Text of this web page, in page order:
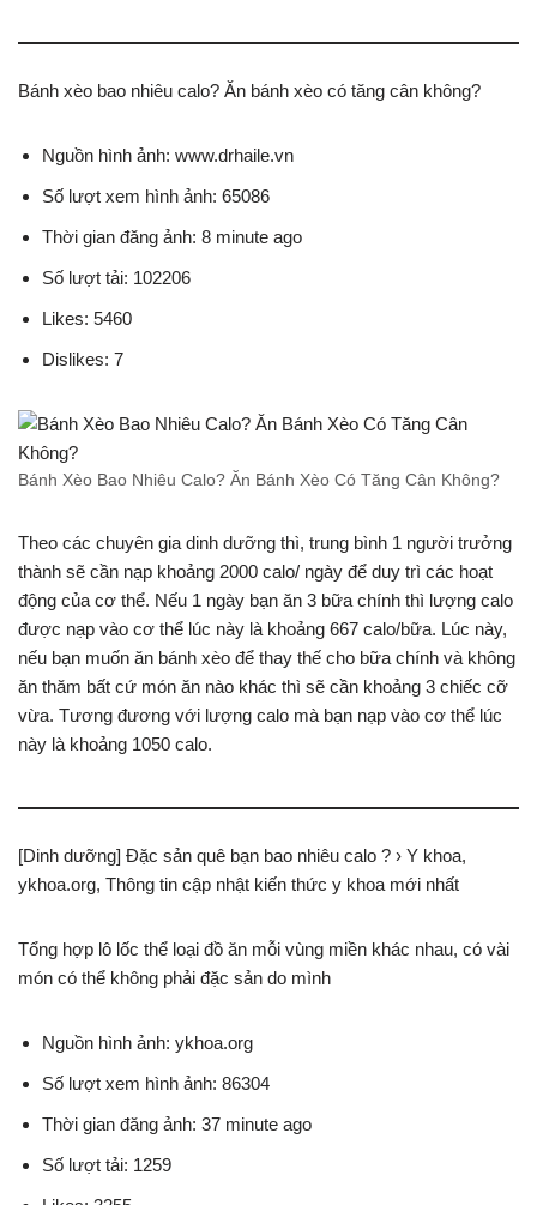
Bánh xèo bao nhiêu calo? Ăn bánh xèo có tăng cân không?
Nguồn hình ảnh: www.drhaile.vn
Số lượt xem hình ảnh: 65086
Thời gian đăng ảnh: 8 minute ago
Số lượt tải: 102206
Likes: 5460
Dislikes: 7
Bánh Xèo Bao Nhiêu Calo? Ăn Bánh Xèo Có Tăng Cân Không?
Theo các chuyên gia dinh dưỡng thì, trung bình 1 người trưởng
thành sẽ cần nạp khoảng 2000 calo/ ngày để duy trì các hoạt
động của cơ thể. Nếu 1 ngày bạn ăn 3 bữa chính thì lượng calo
được nạp vào cơ thể lúc này là khoảng 667 calo/bữa. Lúc này,
nếu bạn muốn ăn bánh xèo để thay thế cho bữa chính và không
ăn thăm bất cứ món ăn nào khác thì sẽ cần khoảng 3 chiếc cỡ
vừa. Tương đương với lượng calo mà bạn nạp vào cơ thể lúc
này là khoảng 1050 calo.
[Dinh dưỡng] Đặc sản quê bạn bao nhiêu calo ? › Y khoa,
ykhoa.org, Thông tin cập nhật kiến thức y khoa mới nhất
Tổng hợp lô lốc thể loại đồ ăn mỗi vùng miền khác nhau, có vài
món có thể không phải đặc sản do mình
Nguồn hình ảnh: ykhoa.org
Số lượt xem hình ảnh: 86304
Thời gian đăng ảnh: 37 minute ago
Số lượt tải: 1259